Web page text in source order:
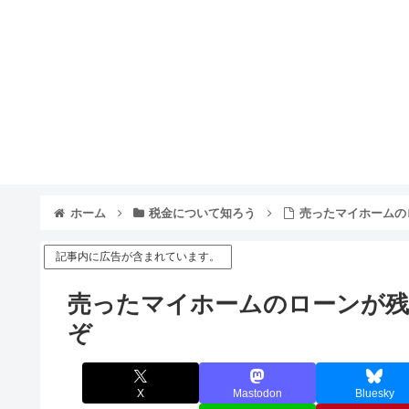
ホーム 税金について知ろう 売ったマイホーム
記事内に広告が含まれています。
売ったマイホームのローンが
ぞ
X Mastodon Bluesky